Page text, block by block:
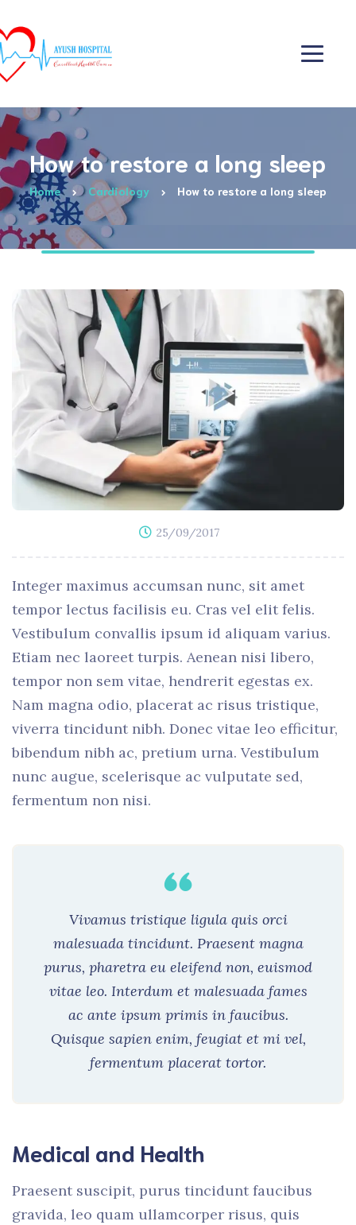
How to restore a long sleep
Home Cardiology How to restore a long sleep
25/09/2017
Integer maximus accumsan nunc, sit amet
tempor lectus facilisis eu. Cras vel elit felis.
Vestibulum convallis ipsum id aliquam varius.
Etiam nec laoreet turpis. Aenean nisi libero,
tempor non sem vitae, hendrerit egestas ex.
Nam magna odio, placerat ac risus tristique,
viverra tincidunt nibh. Donec vitae leo efficitur,
bibendum nibh ac, pretium urna. Vestibulum
nunc augue, scelerisque ac vulputate sed,
fermentum non nisi.
Vivamus tristique ligula quis orci
malesuada tincidunt. Praesent magna
purus, pharetra eu eleifend non, euismod
vitae leo. Interdum et malesuada fames
ac ante ipsum primis in faucibus.
Quisque sapien enim, feugiat et mi vel,
fermentum placerat tortor.
Medical and Health
Praesent suscipit, purus tincidunt faucibus
gravida, leo quam ullamcorper risus, quis